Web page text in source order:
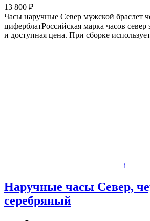
13 800 ₽
Часы наручные Север мужской браслет
циферблатРоссийская марка часов север
и доступная цена. При сборке
i
Наручные часы Север,
серебряный